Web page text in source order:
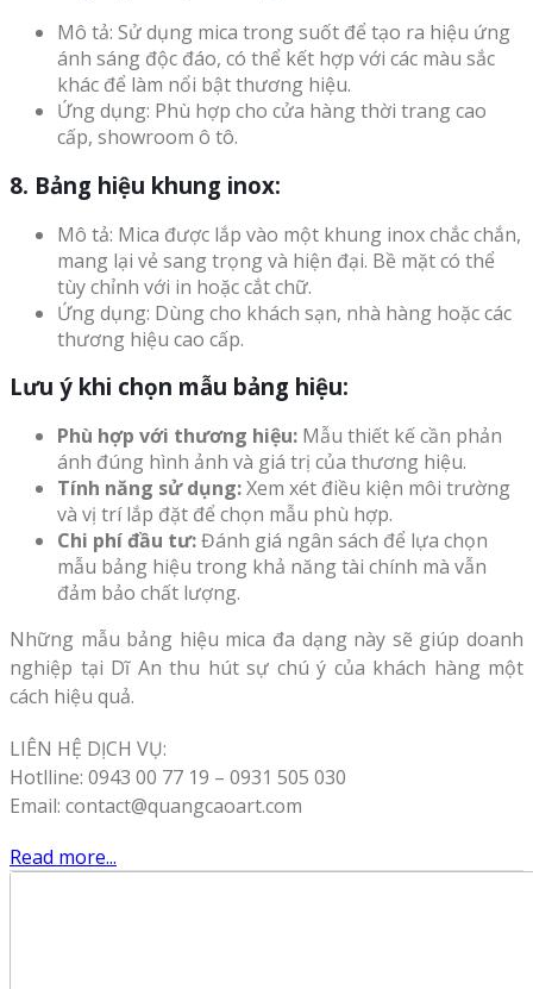
Mô tả: Sử dụng mica trong suốt để tạo ra hiệu ứng
ánh sáng độc đáo, có thể kết hợp với các màu sắc
khác để làm nổi bật thương hiệu.
Ứng dụng: Phù hợp cho cửa hàng thời trang cao
cấp, showroom ô tô.
8. Bảng hiệu khung inox:
Mô tả: Mica được lắp vào một khung inox chắc chắn,
mang lại vẻ sang trọng và hiện đại. Bề mặt có thể
tùy chỉnh với in hoặc cắt chữ.
Ứng dụng: Dùng cho khách sạn, nhà hàng hoặc các
thương hiệu cao cấp.
Lưu ý khi chọn mẫu bảng hiệu:
Phù hợp với thương hiệu: Mẫu thiết kế cần phản
ánh đúng hình ảnh và giá trị của thương hiệu.
Tính năng sử dụng:Xem xét điều kiện môi trường
và vị trí lắp đặt để chọn mẫu phù hợp.
Chi phí đầu tư:Đánh giá ngân sách để lựa chọn
mẫu bảng hiệu trong khả năng tài chính mà vẫn
đảm bảo chất lượng.
Những mẫu bảng hiệu mica đa dạng này sẽ giúp doanh
nghiệp tại Dĩ An thu hút sự chú ý của khách hàng một
cách hiệu quả.
LIÊN HỆ DỊCH VỤ:
Hotlline: 0943 00 77 19 – 0931 505 030
Email: contact@quangcaoart.com
Read more...